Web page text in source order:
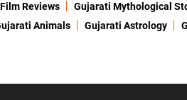
Reviews
Gujarati Mythological
Animals Gujarati Astrology